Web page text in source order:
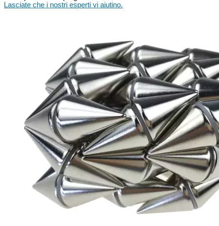
Lasciate che i nostri esperti vi aiutino.